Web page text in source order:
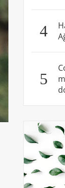
4
5